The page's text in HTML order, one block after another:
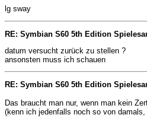
lg sway
RE: Symbian S60 5th Edition
datum versucht zurück zu stellen ?
ansonsten muss ich schauen
RE: Symbian S60 5th Edition
Das braucht man nur, wenn man kein
(kenn ich jedenfalls noch so von